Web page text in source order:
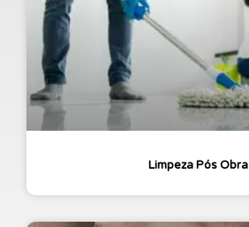
Limpeza Pós Obra